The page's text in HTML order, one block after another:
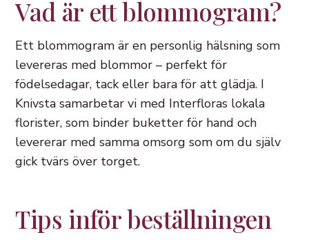
Vad är ett blommogram?
Ett blommogram är en personlig hälsning som
levereras med blommor – perfekt för
födelsedagar, tack eller bara för att glädja. I
Knivsta samarbetar vi med Interfloras lokala
florister, som binder buketter för hand och
levererar med samma omsorg som om du själv
gick tvärs över torget.
Tips inför beställningen